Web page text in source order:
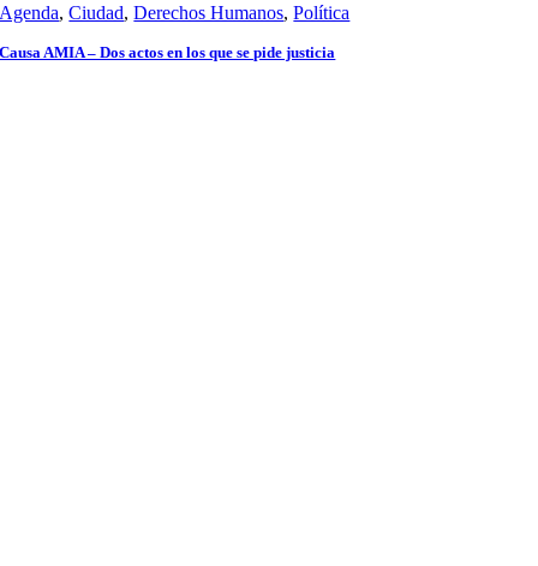
Agenda,Ciudad,Derechos Humanos,Política
Causa AMIA – Dos actos en los que se pide justicia